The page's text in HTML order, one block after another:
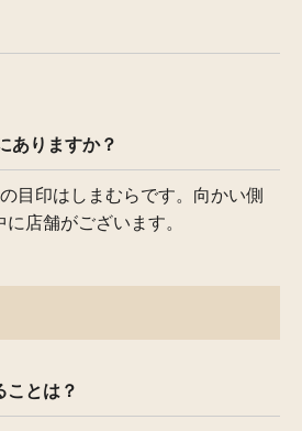
ありますか？
目印はしまむらです。向かい側
店舗がございます。
ことは？